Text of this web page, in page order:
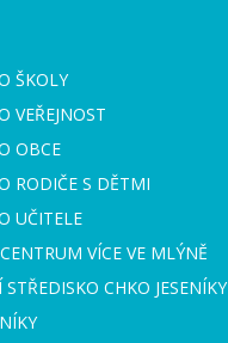
ŠKOLY
VEŘEJNOST
OBCE
RODIČE S DĚTMI
UČITELE
VÍCE VE MLÝNĚ
CHKO JESENÍKY